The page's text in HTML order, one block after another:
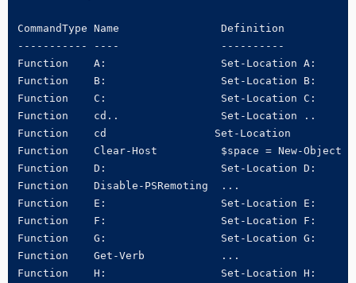
CommandType Name                Definition
----------- ----                ----------
Function    A:                  Set-Location A:
Function    B:                  Set-Location B:
Function    C:                  Set-Location C:
Function    cd..                Set-Location ..
Function    cd                 Set-Location
Function    Clear-Host          $space = New-Object
Function    D:                  Set-Location D:
Function    Disable-PSRemoting  ...
Function    E:                  Set-Location E:
Function    F:                  Set-Location F:
Function    G:                  Set-Location G:
Function    Get-Verb            ...
Function    H:                  Set-Location H: